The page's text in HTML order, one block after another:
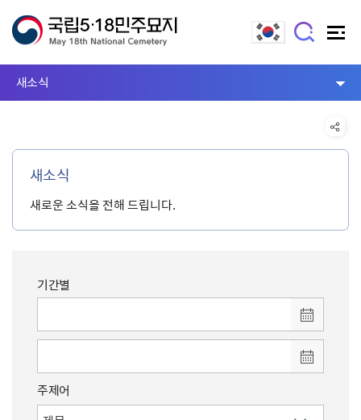
새소식
새소식
새로운 소식을 전해 드립니다.
기간별
주제어